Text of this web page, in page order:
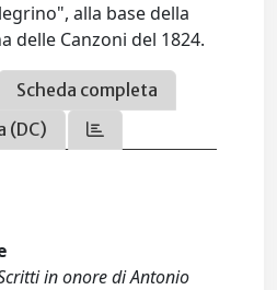
alla base della
delle Canzoni del 1824.
Scheda completa
(DC)
in onore di Antonio